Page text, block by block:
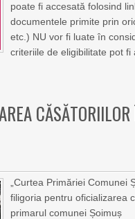
poate fi accesată folosind
documentele primite prin
etc.) NU vor fi luate în
criteriile de eligibilitate pot fi
„Curtea Primăriei Comunei
filigoria pentru oficializarea
primarul comunei Șoimuș